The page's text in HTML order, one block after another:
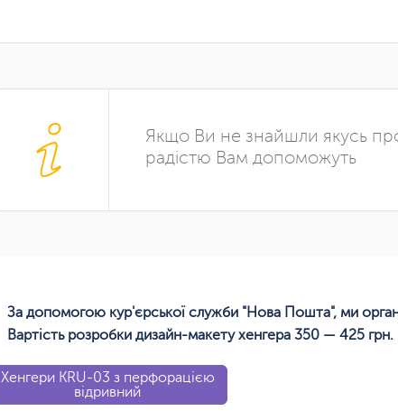
Якщо Ви не знайшли якусь
радістю Вам допоможуть
За допомогою кур'єрської служби "Нова Пошта", ми
Вартість розробки дизайн-макету хенгера 350 — 425 грн.
Хенгери KRU-03 з перфорацією
відривний